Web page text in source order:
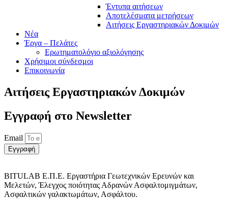
Έντυπα αιτήσεων
Αποτελέσματα μετρήσεων
Αιτήσεις Εργαστηριακών Δοκιμών
Νέα
Έργα – Πελάτες
Ερωτηματολόγιο αξιολόγησης
Χρήσιμοι σύνδεσμοι
Επικοινωνία
Αιτήσεις Εργαστηριακών Δοκιμών
Εγγραφή στο Νewsletter
Email
Εγγραφή
BITULAB Ε.Π.Ε. Εργαστήρια Γεωτεχνικών Ερευνών και
Μελετών, Έλεγχος ποιότητας Αδρανών Ασφαλτομιγμάτων,
Ασφαλτικών γαλακτωμάτων, Ασφάλτου.